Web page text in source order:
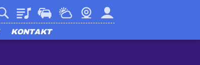
PlaylistVerkehrWetterWebcamMein harmony
KONTAKT